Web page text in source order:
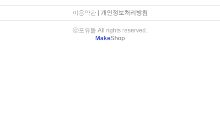
이용약관| 개인정보처리방침
ⓒ포유몰 All rights reserved.
MakeShop